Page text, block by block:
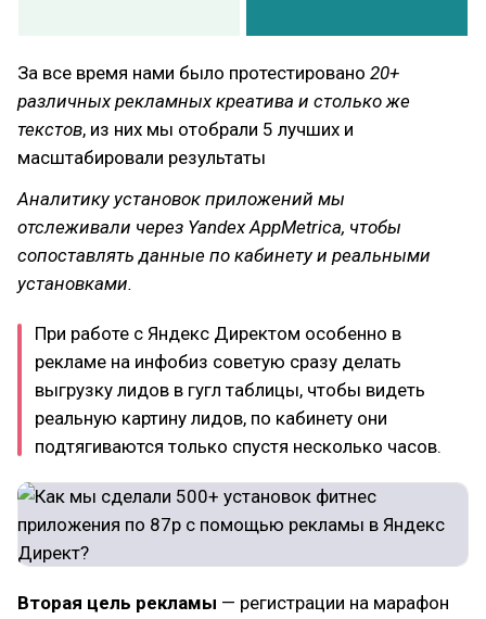
За все время нами было протестировано 20+
различных рекламных креатива и столько же
текстов, из них мы отобрали 5 лучших и
масштабировали результаты
Аналитику установок приложений мы
отслеживали через Yandex AppMetrica, чтобы
сопоставлять данные по кабинету и реальными
установками.
При работе с Яндекс Директом особенно в
рекламе на инфобиз советую сразу делать
выгрузку лидов в гугл таблицы, чтобы видеть
реальную картину лидов, по кабинету они
подтягиваются только спустя несколько часов.
Вторая цель рекламы — регистрации на марафон